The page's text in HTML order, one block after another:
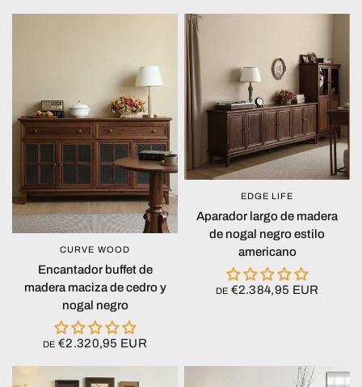
VISTA RÁPIDA
CURVE WOOD
Encantador buffet de
madera maciza de cedro y
nogal negro
DE €2.320,95 EUR
VISTA RÁPIDA
EDGE LIFE
Aparador largo de madera
de nogal negro estilo
americano
DE €2.384,95 EUR